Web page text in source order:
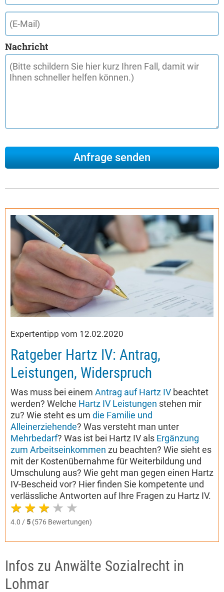
Nachricht
Expertentipp vom 12.02.2020
Ratgeber Hartz IV: Antrag,
Leistungen, Widerspruch
Was muss bei einem Antrag auf Hartz IV beachtet
werden? Welche Hartz IV Leistungen stehen mir
zu? Wie steht es um die Familie und
Alleinerziehende? Was versteht man unter
Mehrbedarf? Was ist bei Hartz IV als Ergänzung
zum Arbeitseinkommen zu beachten? Wie sieht es
mit der Kostenübernahme für Weiterbildung und
Umschulung aus? Wie geht man gegen einen Hartz
IV-Bescheid vor? Hier finden Sie kompetente und
verlässliche Antworten auf Ihre Fragen zu Hartz IV.
4.0 / 5 (576 Bewertungen)
Infos zu Anwälte Sozialrecht in
Lohmar